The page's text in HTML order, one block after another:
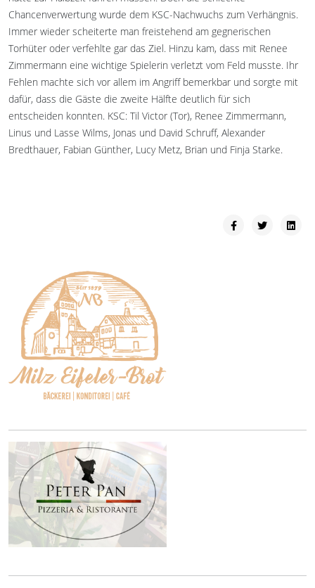
Chancenverwertung wurde dem KSC-Nachwuchs zum Verhängnis.
Immer wieder scheiterte man freistehend am gegnerischen
Torhüter oder verfehlte gar das Ziel. Hinzu kam, dass mit Renee
Zimmermann eine wichtige Spielerin verletzt vom Feld musste. Ihr
Fehlen machte sich vor allem im Angriff bemerkbar und sorgte mit
dafür, dass die Gäste die zweite Hälfte deutlich für sich
entscheiden konnten. KSC: Til Victor (Tor), Renee Zimmermann,
Linus und Lasse Wilms, Jonas und David Schruff, Alexander
Bredthauer, Fabian Günther, Lucy Metz, Brian und Finja Starke.